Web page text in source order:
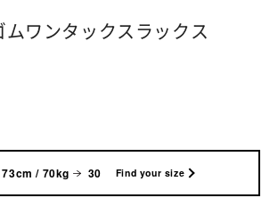
ムワンタックスラックス
/ 70kg 30 Find your size